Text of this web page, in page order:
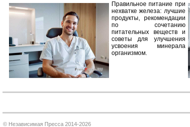
Правильное питание при
нехватке железа: лучшие
продукты, рекомендации
по сочетанию
питательных веществ и
советы для улучшения
усвоения минерала
организмом.
© Независимая Пресса 2014-2026